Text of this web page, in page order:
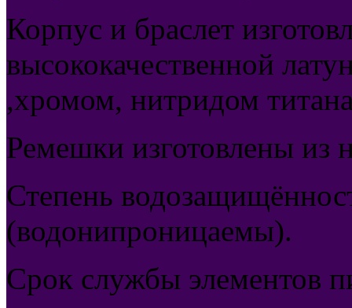
Корпус и браслет
высококачественной
,хромом, нитридом
Ремешки изготовлены из
Степень
(водонипроницаемы).
Срок службы элементов